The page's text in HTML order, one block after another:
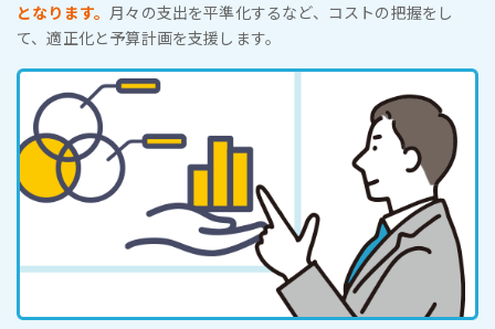
となります。 月々の支出を平準化するなど、コストの把握をし
て、適正化と予算計画を支援します。